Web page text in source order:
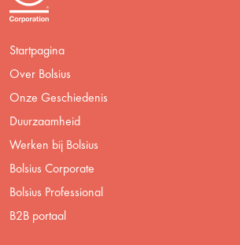
Startpagina
Over Bolsius
Onze Geschiedenis
Duurzaamheid
Werken bij Bolsius
Bolsius Corporate
Bolsius Professional
B2B portaal